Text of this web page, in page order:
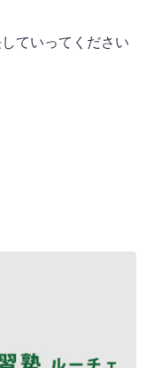
ていってください